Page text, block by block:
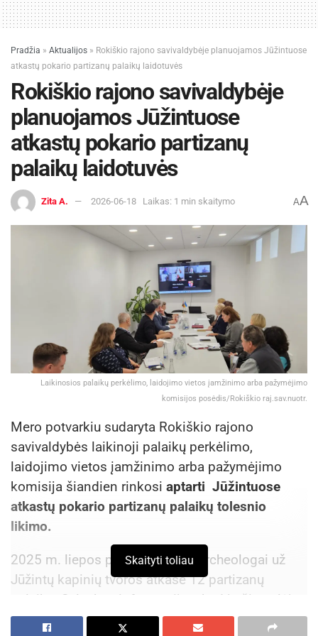
Pradžia » Aktualijos » Rokiškio rajono savivaldybėje planuojamos Jūžintuose
atkastų pokario partizanų palaikų laidotuvės
Rokiškio rajono savivaldybėje
planuojamos Jūžintuose
atkastų pokario partizanų
palaikų laidotuvės
Zita A. 2026-06-18 Laikas: 1 min skaitymo AA
Laikinosios palaikų perkėlimo, laidojimo vietos įamžinimo arba pažymėjimo
komisijos posėdis/Rokiškio raj.sav.nuotr.
Mero potvarkiu sudaryta Rokiškio rajono
savivaldybės laikinoji palaikų perkėlimo,
laidojimo vietos įamžinimo arba pažymėjimo
komisija šiandien rinkosi aptarti Jūžintuose
atkastų pokario partizanų palaikų tolesnio
likimo.
2025 m. liepos pirmoje pusėje archeologai už
Jūžintų kapinių tvoros atkasė 12 partizanų
palaikų. Sulaukus informacijos, kad jų čia galėjo
būti užkasta daugiau, Lietuvos gyventojų
Skaityti toliau